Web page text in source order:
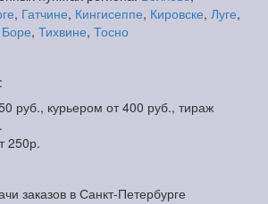
, Гатчине, Кингисеппе, Кировске, Луге,
, Тихвине, Тосно
руб., курьером от 400 руб., тираж
250р.
заказов в Санкт-Петербурге